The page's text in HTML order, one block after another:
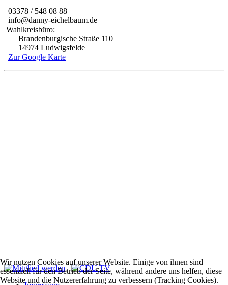
03378 / 548 08 88
info@danny-eichelbaum.de
Wahlkreisbüro:
Brandenburgische Straße 110
14974 Ludwigsfelde
Zur Google Karte
Wir nutzen Cookies auf unserer Website. Einige von ihnen sind
essenziell für den Betrieb der Seite, während andere uns helfen, diese
Website und die Nutzererfahrung zu verbessern (Tracking Cookies).